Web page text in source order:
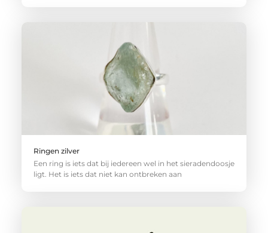
Ringen zilver
Een ring is iets dat bij iedereen wel in het sieradendoosje
ligt. Het is iets dat niet kan ontbreken aan